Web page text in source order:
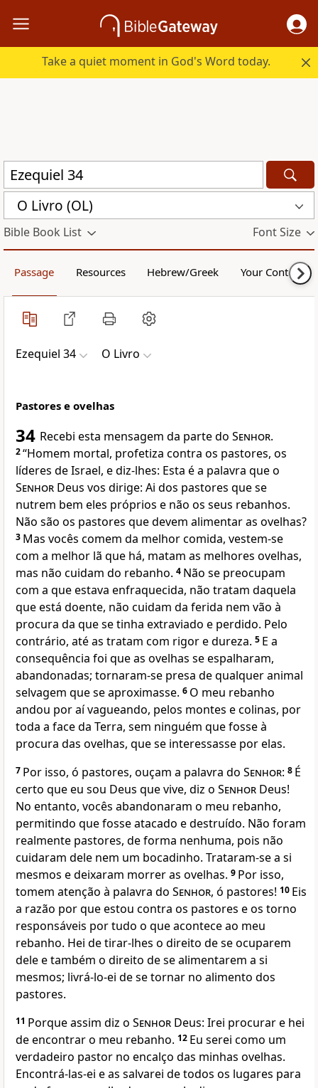
Take a quiet moment in God's Word today.
O Livro (OL)
Bible Book List Font Size
Passage Resources Hebrew/Greek Your Content
Ezequiel 34 O Livro
Pastores e ovelhas
34 Recebi esta mensagem da parte do Senhor.
2“Homem mortal, profetiza contra os pastores, os
líderes de Israel, e diz-lhes: Esta é a palavra que o
Senhor Deus vos dirige: Ai dos pastores que se
nutrem bem eles próprios e não os seus rebanhos.
Não são os pastores que devem alimentar as ovelhas?
3 Mas vocês comem da melhor comida, vestem-se
com a melhor lã que há, matam as melhores ovelhas,
mas não cuidam do rebanho. 4 Não se preocupam
com a que estava enfraquecida, não tratam daquela
que está doente, não cuidam da ferida nem vão à
procura da que se tinha extraviado e perdido. Pelo
contrário, até as tratam com rigor e dureza. 5 E a
consequência foi que as ovelhas se espalharam,
abandonadas; tornaram-se presa de qualquer animal
selvagem que se aproximasse. 6 O meu rebanho
andou por aí vagueando, pelos montes e colinas, por
toda a face da Terra, sem ninguém que fosse à
procura das ovelhas, que se interessasse por elas.
7 Por isso, ó pastores, ouçam a palavra do Senhor: 8 É
certo que eu sou Deus que vive, diz o Senhor Deus!
No entanto, vocês abandonaram o meu rebanho,
permitindo que fosse atacado e destruído. Não foram
realmente pastores, de forma nenhuma, pois não
cuidaram dele nem um bocadinho. Trataram-se a si
mesmos e deixaram morrer as ovelhas. 9 Por isso,
tomem atenção à palavra do Senhor, ó pastores! 10 Eis
a razão por que estou contra os pastores e os torno
responsáveis por tudo o que acontece ao meu
rebanho. Hei de tirar-lhes o direito de se ocuparem
dele e também o direito de se alimentarem a si
mesmos; livrá-lo-ei de se tornar no alimento dos
pastores.
11 Porque assim diz o Senhor Deus: Irei procurar e hei
de encontrar o meu rebanho. 12 Eu serei como um
verdadeiro pastor no encalço das minhas ovelhas.
Encontrá-las-ei e as salvarei de todos os lugares para